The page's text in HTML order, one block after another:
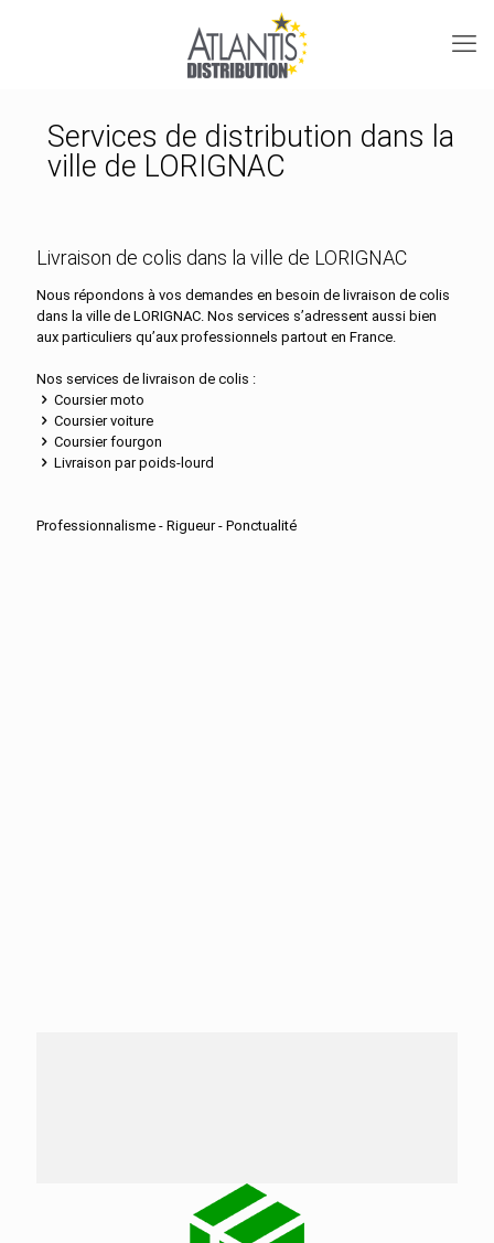
Services de distribution dans la
ville de LORIGNAC
Livraison de colis dans la ville de LORIGNAC
Nous répondons à vos demandes en besoin de livraison de colis
dans la ville de LORIGNAC. Nos services s’adressent aussi bien
aux particuliers qu’aux professionnels partout en France.
Nos services de livraison de colis :
Coursier moto
Coursier voiture
Coursier fourgon
Livraison par poids-lourd
Professionnalisme - Rigueur - Ponctualité